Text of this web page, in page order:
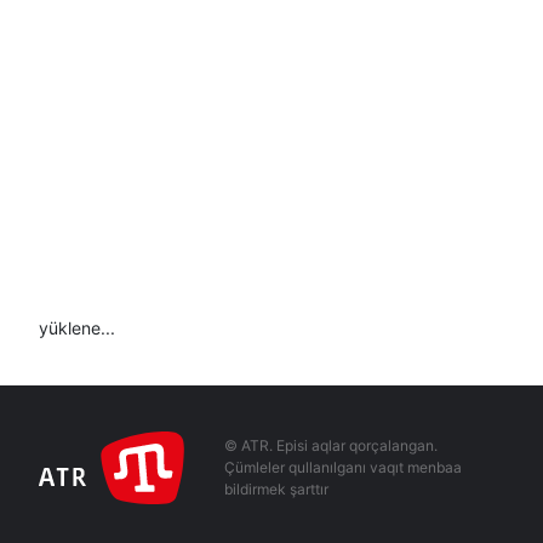
yüklene...
© ATR. Episi aqlar qorçalangan.
Çümleler qullanılganı vaqıt menbaa
bildirmek şarttır